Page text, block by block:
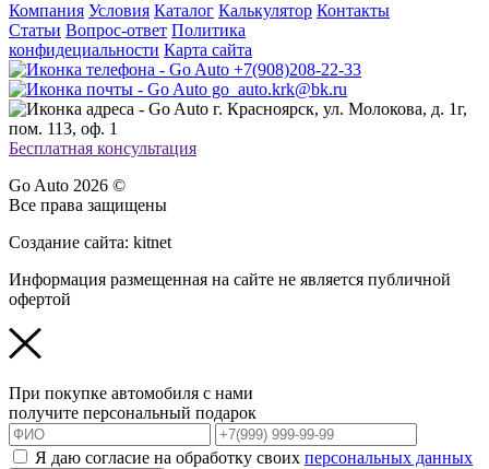
Компания Условия Каталог Калькулятор Контакты
Статьи Вопрос-ответ Политика
конфидециальности Карта сайта
+7(908)208-22-33
go_auto.krk@bk.ru
г. Красноярск, ул. Молокова, д. 1г,
пом. 113, оф. 1
Бесплатная консультация
Go Auto 2026 ©
Все права защищены
Создание сайта: kitnet
Информация размещенная на сайте не является публичной
офертой
При покупке автомобиля с нами
получите персональный подарок
Я даю согласие на обработку своих персональных данных